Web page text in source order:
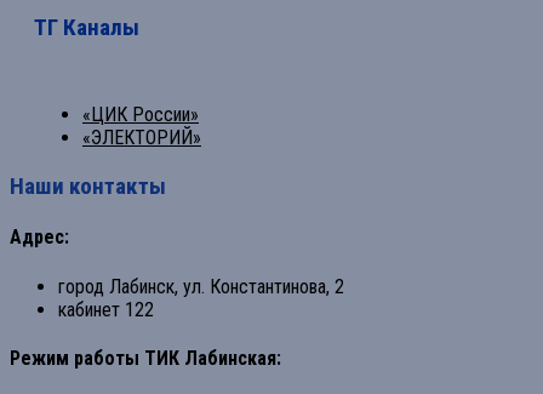
ТГ Каналы
«ЦИК России»
«ЭЛЕКТОРИЙ»
Наши контакты
Адрес:
город Лабинск, ул. Константинова, 2
кабинет 122
Режим работы ТИК Лабинская: